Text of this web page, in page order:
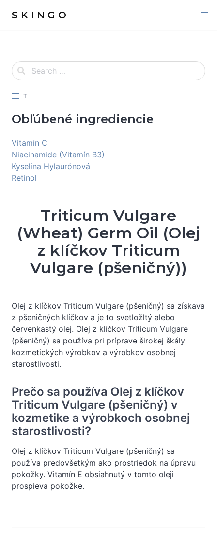
S K I N G O
T
Obľúbené ingrediencie
Vitamín C
Niacinamide (Vitamín B3)
Kyselina Hylaurónová
Retinol
Triticum Vulgare
(Wheat) Germ Oil (Olej
z klíčkov Triticum
Vulgare (pšeničný))
Olej z klíčkov Triticum Vulgare (pšeničný) sa získava
z pšeničných klíčkov a je to svetložltý alebo
červenkastý olej. Olej z klíčkov Triticum Vulgare
(pšeničný) sa používa pri príprave širokej škály
kozmetických výrobkov a výrobkov osobnej
starostlivosti.
Prečo sa používa Olej z klíčkov
Triticum Vulgare (pšeničný) v
kozmetike a výrobkoch osobnej
starostlivosti?
Olej z klíčkov Triticum Vulgare (pšeničný) sa
používa predovšetkým ako prostriedok na úpravu
pokožky. Vitamín E obsiahnutý v tomto oleji
prospieva pokožke.